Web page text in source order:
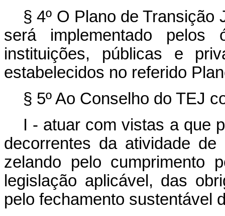
§ 4º O Plano de Transição
será implementado pelos
instituições, públicas e
estabelecidos no referido
§ 5º Ao Conselho do TEJ
I - atuar com vistas a que
decorrentes da atividade
zelando pelo cumprimento
legislação aplicável, das
pelo fechamento sustentável